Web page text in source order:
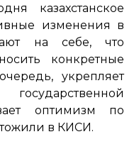
казахстанское
изменения в
на себе, что
конкретные
укрепляет
оптимизм по
в КИСИ.